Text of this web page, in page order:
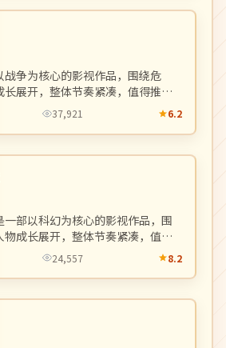
战争为核心的影视作品，围绕危
展开，整体节奏紧凑，值得推荐
37,921 6.2
部以科幻为核心的影视作品，围
成长展开，整体节奏紧凑，值得
24,557 8.2